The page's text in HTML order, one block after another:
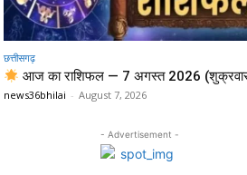
छत्तीसगढ़
आज का राशिफल — 7 अगस्त 2026
news36bhilai - August 7, 2026
- Advertisement -